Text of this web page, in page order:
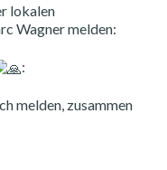
lokalen
Wagner melden:
:
melden, zusammen